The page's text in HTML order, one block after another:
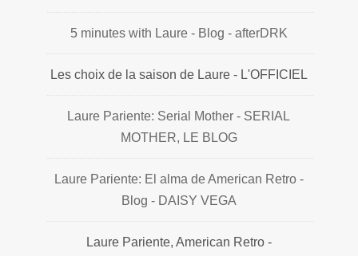
5 minutes with Laure - Blog - afterDRK
Les choix de la saison de Laure - L'OFFICIEL
Laure Pariente: Serial Mother - SERIAL
MOTHER, LE BLOG
Laure Pariente: El alma de American Retro -
Blog - DAISY VEGA
Laure Pariente, American Retro -